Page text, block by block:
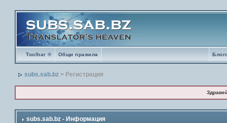
Toolbar ® Общи правила
subs.sab.bz > Регистрация
subs.sab.bz - Информация